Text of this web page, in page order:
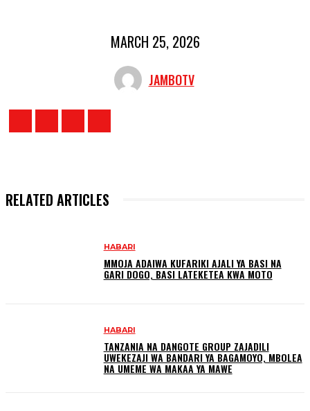
MARCH 25, 2026
JAMBOTV
RELATED ARTICLES
HABARI
MMOJA ADAIWA KUFARIKI AJALI YA BASI NA
GARI DOGO, BASI LATEKETEA KWA MOTO
HABARI
TANZANIA NA DANGOTE GROUP ZAJADILI
UWEKEZAJI WA BANDARI YA BAGAMOYO, MBOLEA
NA UMEME WA MAKAA YA MAWE